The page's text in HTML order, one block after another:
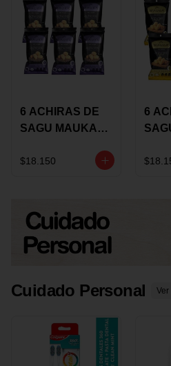
6 ACHIRAS DE
SAGU MAUKA
$18.150
6
GRS
Cuidado Personal Ver